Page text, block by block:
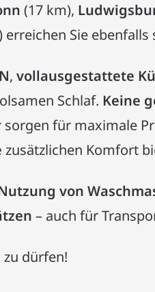
(17 km),
erreichen Sie ebenfalls
,vollausgestattete
Schlaf. Keine
sorgen für maximale
zusätzlichen Komfort
von
– auch für
dürfen!